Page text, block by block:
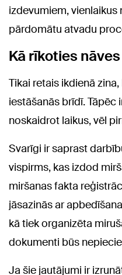
izdevumiem,
pārdomātu atvadu
Kā rīkoties
Tikai retais ikdienā
iestāšanās brīdī.
noskaidrot laikus, vēl
Svarīgi ir saprast
vispirms, kas izdod
miršanas fakta
jāsazinās ar
kā tiek organizēta
dokumenti būs
Ja šie jautājumi ir